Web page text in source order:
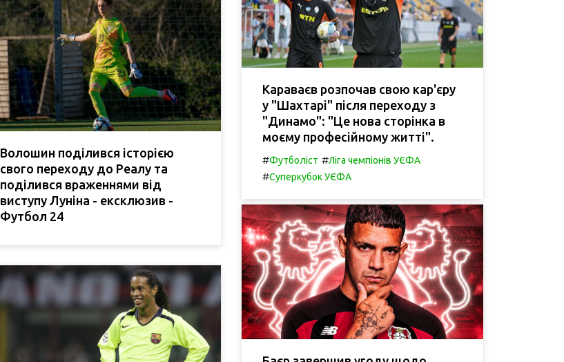
Волошин поділився історією
свого переходу до Реалу та
поділився враженнями від
виступу Луніна - ексклюзив -
Футбол 24
Караваєв розпочав свою кар'єру
у "Шахтарі" після переходу з
"Динамо": "Це нова сторінка в
моєму професійному житті".
#Футболіст #Ліга чемпіонів УЄФА
#Суперкубок УЄФА